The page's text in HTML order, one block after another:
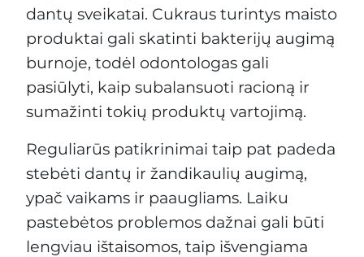
dantų sveikatai. Cukraus turintys maisto
produktai gali skatinti bakterijų augimą
burnoje, todėl odontologas gali
pasiūlyti, kaip subalansuoti racioną ir
sumažinti tokių produktų vartojimą.
Reguliarūs patikrinimai taip pat padeda
stebėti dantų ir žandikaulių augimą,
ypač vaikams ir paaugliams. Laiku
pastebėtos problemos dažnai gali būti
lengviau ištaisomos, taip išvengiama